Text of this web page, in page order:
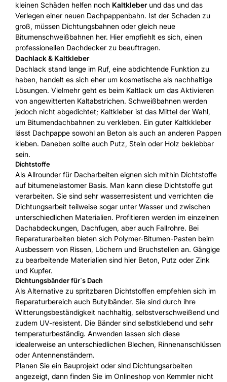
kleinen Schäden helfen noch Kaltkleberund das und das
Verlegen einer neuen Dachpappenbahn. Ist der Schaden zu
groß, müssen Dichtungsbahnen oder gleich neue
Bitumenschweißbahnen her. Hier empfiehlt es sich, einen
professionellen Dachdecker zu beauftragen.
Dachlack & Kaltkleber
Dachlack stand lange im Ruf, eine abdichtende Funktion zu
haben, handelt es sich eher um kosmetische als nachhaltige
Lösungen. Vielmehr geht es beim Kaltlack um das Aktivieren
von angewitterten Kaltabstrichen. Schweißbahnen werden
jedoch nicht abgedichtet; Kaltkleber ist das Mittel der Wahl,
um Bitumendachbahnen zu verkleben. Ein guter Kaltkkleber
lässt Dachpappe sowohl an Beton als auch an anderen Pappen
kleben. Daneben sollte auch Putz, Stein oder Holz beklebbar
sein.
Dichtstoffe
Als Allrounder für Dacharbeiten eignen sich mithin Dichtstoffe
auf bitumenelastomer Basis. Man kann diese Dichtstoffe gut
verarbeiten. Sie sind sehr wasserresistent und verrichten die
Dichtungsarbeit teilweise sogar unter Wasser und zwischen
unterschiedlichen Materialien. Profitieren werden im einzelnen
Dachabdeckungen, Dachfugen, aber auch Fallrohre. Bei
Reparaturarbeiten bieten sich Polymer-Bitumen-Pasten beim
Ausbessern von Rissen, Löchern und Bruchstellen an. Gängige
zu bearbeitende Materialien sind hier Beton, Putz oder Zink
und Kupfer.
Dichtungsbänder für´s Dach
Als Alternative zu spritzbaren Dichtstoffen empfehlen sich im
Reparaturbereich auch Butylbänder. Sie sind durch ihre
Witterungsbeständigkeit nachhaltig, selbstverschweißend und
zudem UV-resistent. Die Bänder sind selbstklebend und sehr
temperaturbeständig. Anwenden lassen sich diese
idealerweise an unterschiedlichen Blechen, Rinnenanschlüssen
oder Antennenständern.
Planen Sie ein Bauprojekt oder sind Dichtungsarbeiten
angezeigt, dann finden Sie im Onlineshop von Kemmler nicht